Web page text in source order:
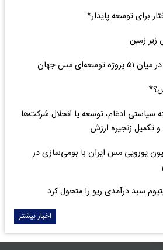
برای توسعه پایدار*
زیر زمین
سیاستی ادغام، توسعه یا انحلال شرکت‌ها
تکمیل زنجیره ارزش
۱۲۵ میلیون یورویی مس ایران با بومی‌سازی در
سبد درآمدی ریو را متحول کرد
اخبار بیشتر